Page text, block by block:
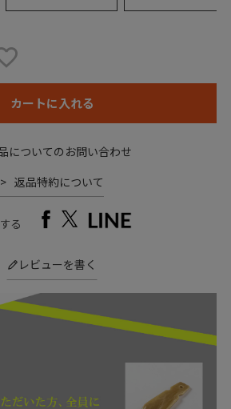
カートに入れる
についてのお問い合わせ
返品特約について
る
レビューを書く